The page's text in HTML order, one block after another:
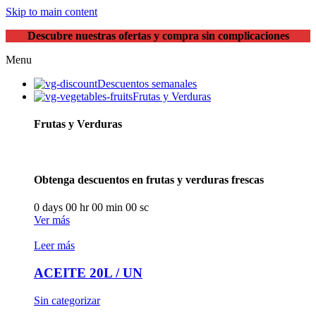
Skip to main content
Descubre nuestras ofertas y compra sin complicaciones
Menu
Descuentos semanales
Frutas y Verduras
Frutas y Verduras
Obtenga descuentos en frutas y verduras frescas
0 days 00 hr00 min 00 sc
Ver más
Leer más
ACEITE 20L / UN
Sin categorizar